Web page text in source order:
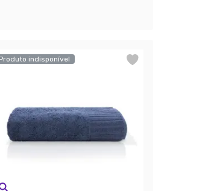
Produto indisponível